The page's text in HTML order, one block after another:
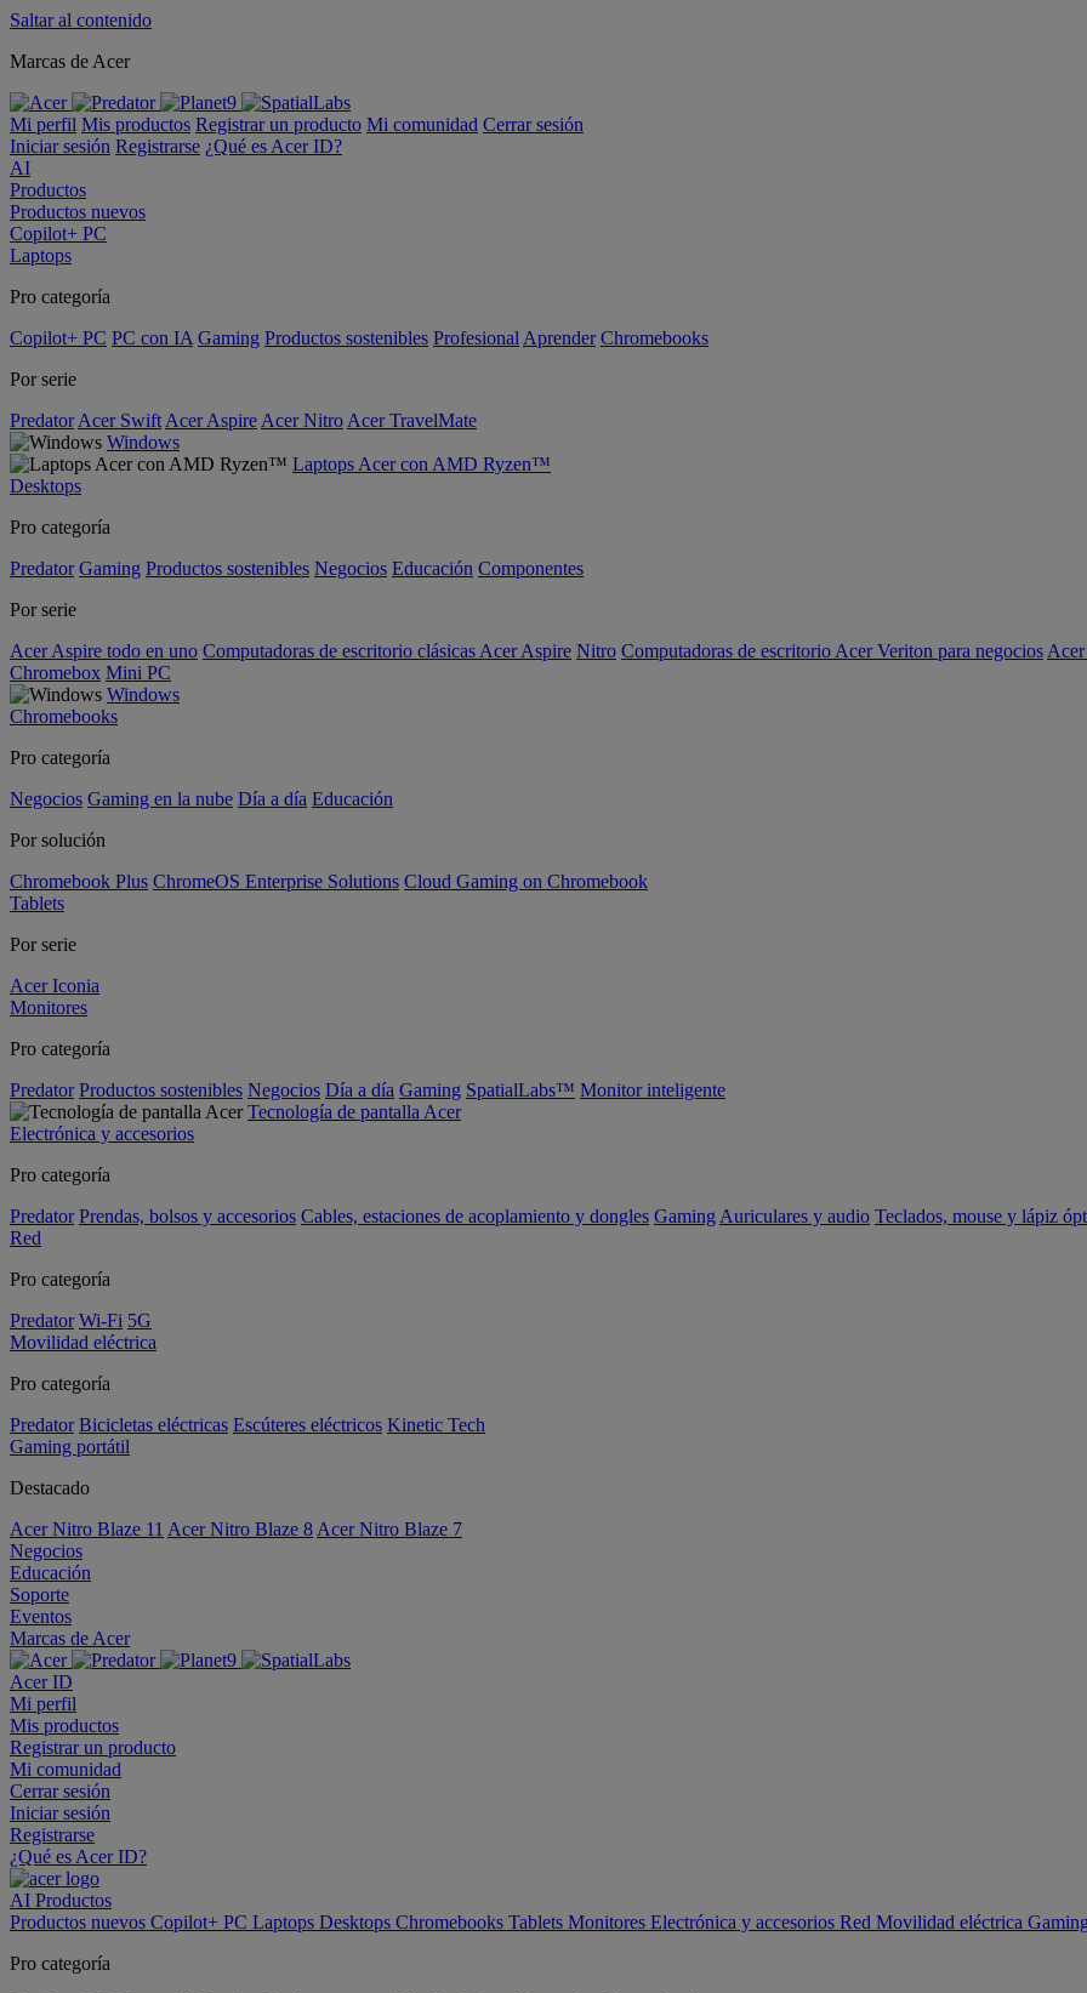
Saltar al contenido
Marcas de Acer
Mi perfil Mis productos Registrar un producto Mi comunidad Cerrar sesión
Iniciar sesión Registrarse ¿Qué es Acer ID?
AI
Productos
Productos nuevos
Copilot+ PC
Laptops
Pro categoría
Copilot+ PC PC con IA Gaming Productos sostenibles Profesional Aprender Chromebooks
Por serie
Predator Acer Swift Acer Aspire Acer Nitro Acer TravelMate
Windows
Laptops Acer con AMD Ryzen™
Desktops
Pro categoría
Predator Gaming Productos sostenibles Negocios Educación Componentes
Por serie
Acer Aspire todo en uno Computadoras de escritorio clásicas Acer Aspire Nitro Computadoras de escritorio Acer Veriton para negocios
Chromebox Mini PC
Windows
Chromebooks
Pro categoría
Negocios Gaming en la nube Día a día Educación
Por solución
Chromebook Plus ChromeOS Enterprise Solutions Cloud Gaming on Chromebook
Tablets
Por serie
Acer Iconia
Monitores
Pro categoría
Predator Productos sostenibles Negocios Día a día Gaming SpatialLabs™ Monitor inteligente
Tecnología de pantalla Acer
Electrónica y accesorios
Pro categoría
Predator Prendas, bolsos y accesorios Cables, estaciones de acoplamiento y dongles Gaming Auriculares y audio Teclados, mouse y lápiz
Red
Pro categoría
Predator Wi-Fi 5G
Movilidad eléctrica
Pro categoría
Predator Bicicletas eléctricas Escúteres eléctricos Kinetic Tech
Gaming portátil
Destacado
Acer Nitro Blaze 11 Acer Nitro Blaze 8 Acer Nitro Blaze 7
Negocios
Educación
Soporte
Eventos
Marcas de Acer
Acer ID
Mi perfil
Mis productos
Registrar un producto
Mi comunidad
Cerrar sesión
Iniciar sesión
Registrarse
¿Qué es Acer ID?
AI Productos
Productos nuevos Copilot+ PC Laptops Desktops Chromebooks Tablets Monitores Electrónica y accesorios Red Movilidad eléctrica
Pro categoría